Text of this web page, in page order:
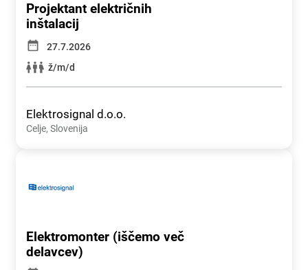
Projektant električnih
inštalacij
27.7.2026
ž/m/d
Elektrosignal d.o.o.
Celje, Slovenija
Elektromonter (iščemo več
delavcev)